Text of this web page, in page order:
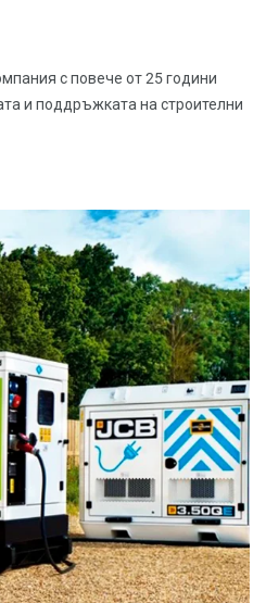
с повече от 25 години
и поддръжката на строителни